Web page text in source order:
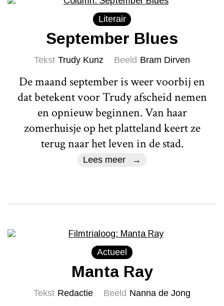
Literair
September Blues
Tekst Trudy Kunz Beeld Bram Dirven
De maand september is weer voorbij en
dat betekent voor Trudy afscheid nemen
en opnieuw beginnen. Van haar
zomerhuisje op het platteland keert ze
terug naar het leven in de stad.
Lees meer
Actueel
Manta Ray
Tekst Redactie Beeld Nanna de Jong